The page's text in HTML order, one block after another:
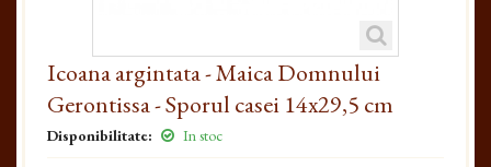
Icoana argintata - Maica Domnului
Gerontissa - Sporul casei 14x29,5 cm
Disponibilitate: In stoc